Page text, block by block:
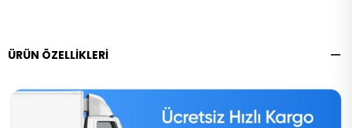
ÜRÜN ÖZELLIKLERI